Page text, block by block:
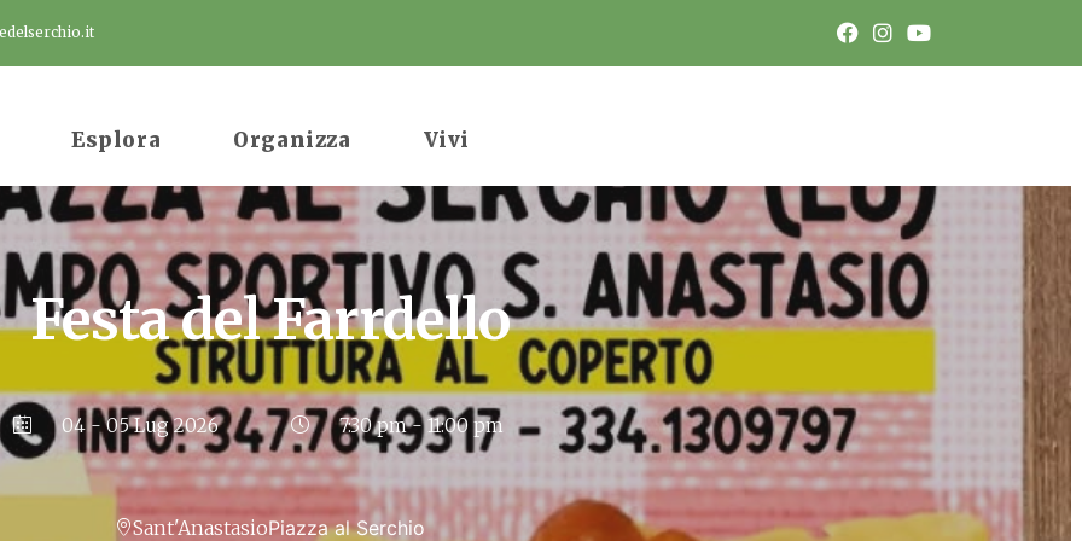
Esplora Organizza Vivi
Festa del Farrdello
04 - 05 Lug 2026 7:30 pm - 11:00 pm
Sant'AnastasioPiazza al Serchio